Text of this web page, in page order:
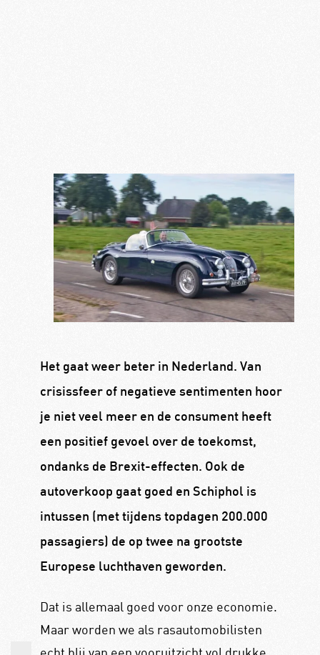
Het gaat weer beter in Nederland. Van
crisissfeer of negatieve sentimenten hoor
je niet veel meer en de consument heeft
een positief gevoel over de toekomst,
ondanks de Brexit-effecten. Ook de
autoverkoop gaat goed en Schiphol is
intussen (met tijdens topdagen 200.000
passagiers) de op twee na grootste
Europese luchthaven geworden.
Dat is allemaal goed voor onze economie.
Maar worden we als rasautomobilisten